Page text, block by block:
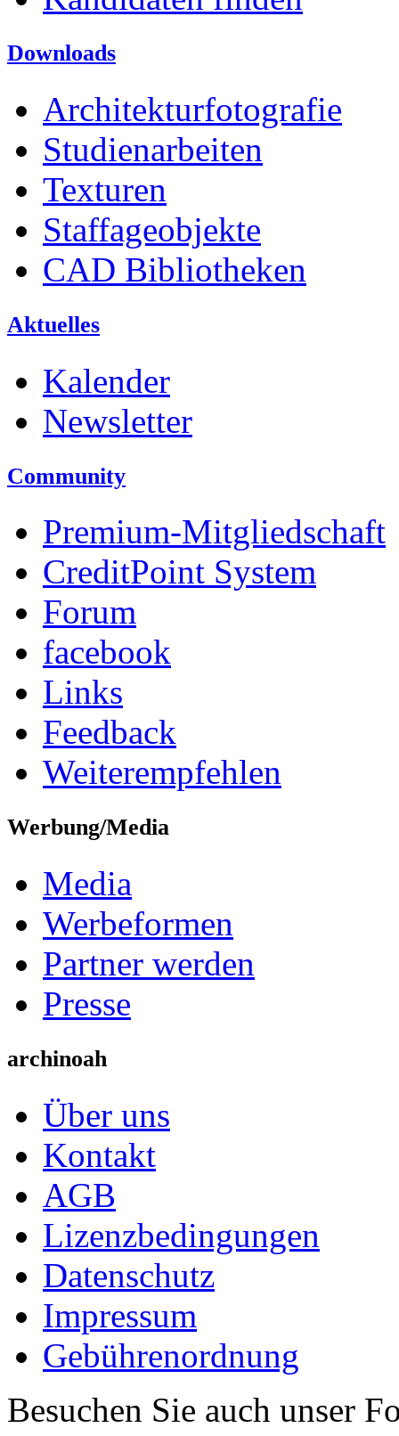
Downloads
Architekturfotografie
Studienarbeiten
Texturen
Staffageobjekte
CAD Bibliotheken
Aktuelles
Kalender
Newsletter
Community
Premium-Mitgliedschaft
CreditPoint System
Forum
facebook
Links
Feedback
Weiterempfehlen
Werbung/Media
Media
Werbeformen
Partner werden
Presse
archinoah
Über uns
Kontakt
AGB
Lizenzbedingungen
Datenschutz
Impressum
Gebührenordnung
Besuchen Sie auch unser